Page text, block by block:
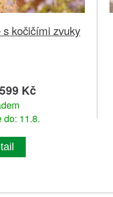
kočičími zvuky
Kč
do: 11.8.